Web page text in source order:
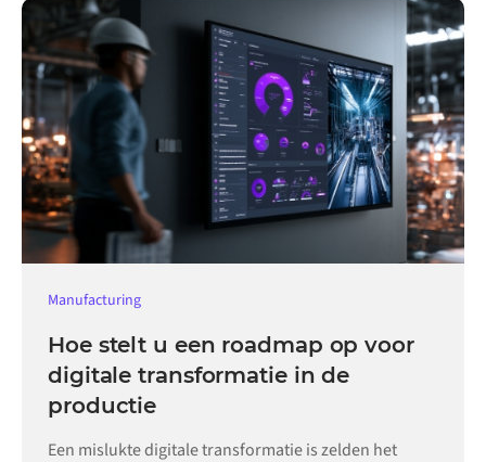
Manufacturing
Hoe stelt u een roadmap op voor
digitale transformatie in de
productie
Een mislukte digitale transformatie is zelden het